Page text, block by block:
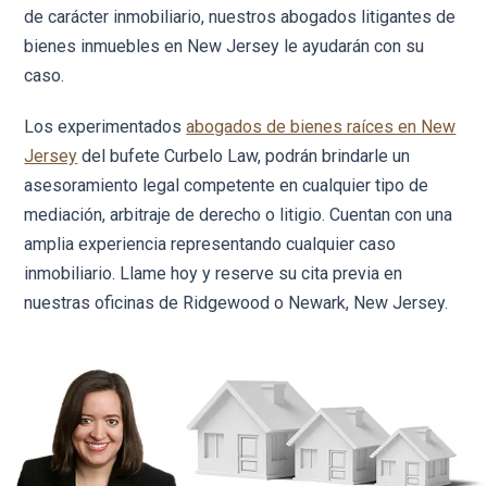
de carácter inmobiliario, nuestros abogados litigantes de
bienes inmuebles en New Jersey le ayudarán con su
caso.
Los experimentadosabogados de bienes raíces en New
Jersey del bufete Curbelo Law, podrán brindarle un
asesoramiento legal competente en cualquier tipo de
mediación, arbitraje de derecho o litigio. Cuentan con una
amplia experiencia representando cualquier caso
inmobiliario. Llame hoy y reserve su cita previa en
nuestras oficinas de Ridgewood o Newark, New Jersey.